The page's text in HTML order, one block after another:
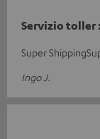
Servizio toller
Super
Ingo J.